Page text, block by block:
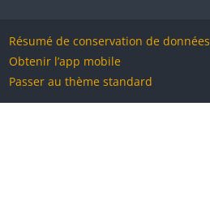
Résumé de conservation de données
Obtenir l’app mobile
Passer au thème standard